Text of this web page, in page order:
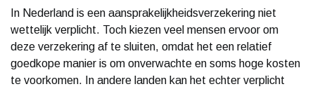
In Nederland is een aansprakelijkheidsverzekering niet
wettelijk verplicht. Toch kiezen veel mensen ervoor om
deze verzekering af te sluiten, omdat het een relatief
goedkope manier is om onverwachte en soms hoge kosten
te voorkomen. In andere landen kan het echter verplicht